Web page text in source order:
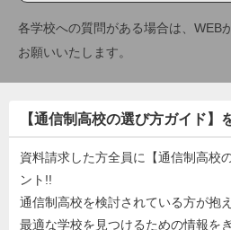
各学校への質問がある場合は、WEB
お願いいたします。
【通信制高校の選び方ガイド】
資料請求した方全員に【通信制高校
ント!!
通信制高校を検討されている方が抱
最適な学校を見つけるための情報を